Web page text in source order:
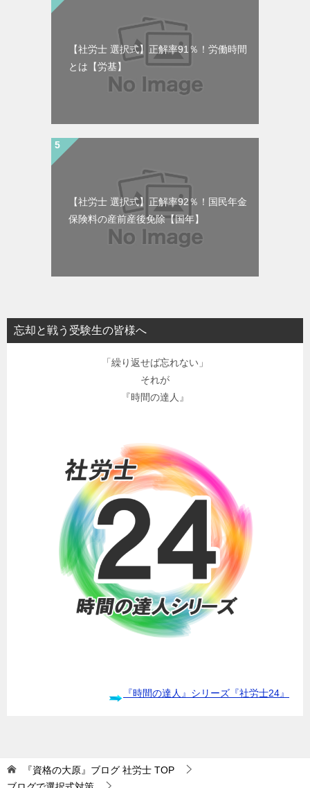
【社労士 選択式】正解率91％！労働時間
とは【労基】
【社労士 選択式】正解率92％！国民年金
保険料の産前産後免除【国年】
忘却と戦う受験生の皆様へ
「繰り返せば忘れない」
それが
『時間の達人』
『時間の達人』シリーズ『社労士24』
『資格の大原』ブログ 社労士 TOP